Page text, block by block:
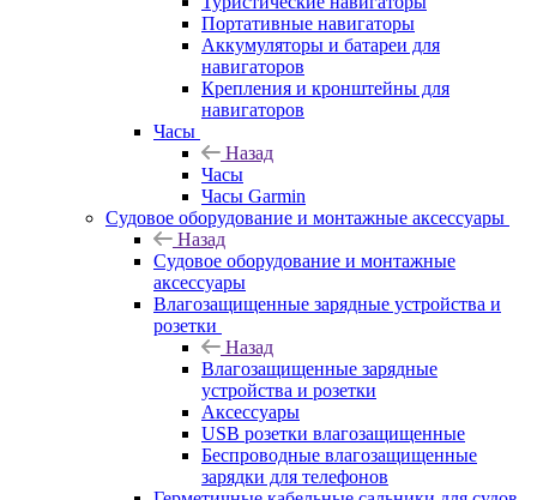
Портативные навигаторы
Аккумуляторы и батареи для
навигаторов
Крепления и кронштейны для
навигаторов
Часы
Назад
Часы
Часы Garmin
Судовое оборудование и монтажные аксессуары
Назад
Судовое оборудование и монтажные
аксессуары
Влагозащищенные зарядные устройства и
розетки
Назад
Влагозащищенные зарядные
устройства и розетки
Аксессуары
USB розетки влагозащищенные
Беспроводные влагозащищенные
зарядки для телефонов